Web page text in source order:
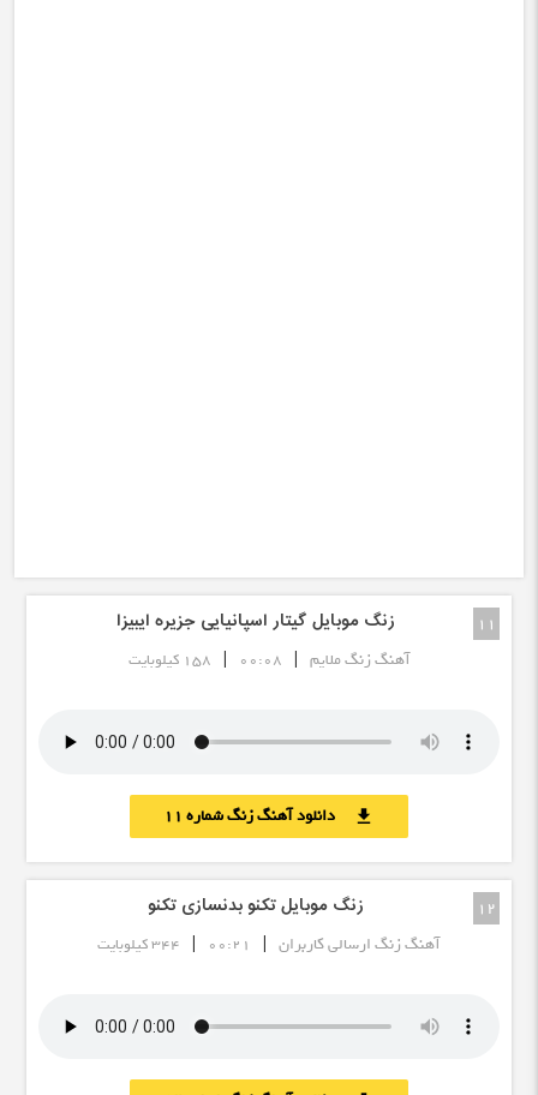
11 زنگ موبایل گیتار اسپانیایی جزیره ایبیزا
آهنگ زنگ ملایم |
00:08
| 158 کیلوبایت
download دانلود آهنگ زنگ شماره 11
12 زنگ موبایل تکنو بدنسازی تکنو
آهنگ زنگ ارسالی کاربران |
00:21
| 344 کیلوبایت